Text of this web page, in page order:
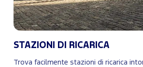
STAZIONI DI RICARICA
Trova facilmente stazioni di ricarica